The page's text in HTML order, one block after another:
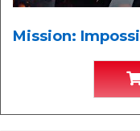
Mission: